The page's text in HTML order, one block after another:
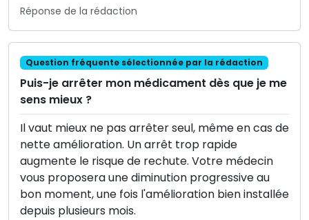
Réponse de la rédaction
Question fréquente sélectionnée par la rédaction
Puis-je arrêter mon médicament dès que je me
sens mieux ?
Il vaut mieux ne pas arrêter seul, même en cas de
nette amélioration. Un arrêt trop rapide
augmente le risque de rechute. Votre médecin
vous proposera une diminution progressive au
bon moment, une fois l'amélioration bien installée
depuis plusieurs mois.